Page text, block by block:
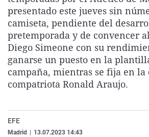
presentado este jueves sin
camiseta, pendiente del
pretemporada y de convencer
Diego Simeone con su
ganarse un puesto en la
campaña, mientras se fija en la
compatriota Ronald Araujo.
EFE
Madrid 13.07.2023 14:43